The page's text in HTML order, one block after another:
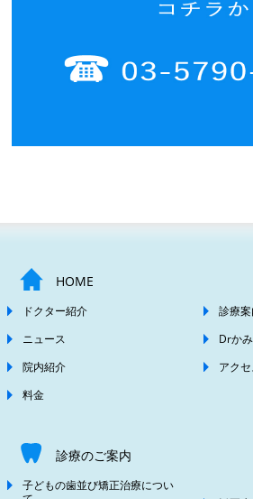
HOME
ドクター紹介
診療案
ニュース
Drか
院内紹介
アク
料金
診療のご案内
子どもの歯並び矯正治療につい